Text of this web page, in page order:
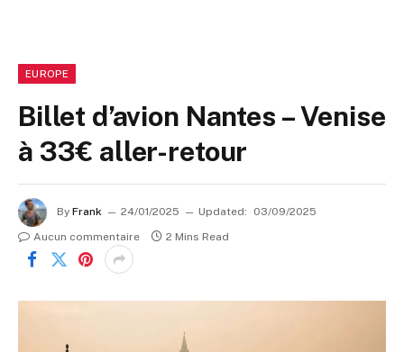
EUROPE
Billet d’avion Nantes – Venise
à 33€ aller-retour
By Frank 24/01/2025 Updated:
03/09/2025
Aucun commentaire
2 Mins Read